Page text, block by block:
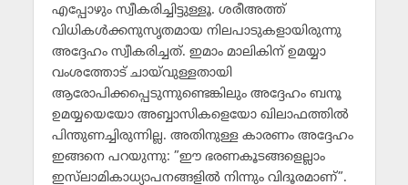
എപ്പോഴും സ്വീകരിച്ചിട്ടുള്ളൂ. ശരീഅത്ത്
വിധികള്‍ക്കനുസൃതമായ നിലപാടുകളായിരുന്നു
അദ്ദേഹം സ്വീകരിച്ചത്. ഇമാം മാലികിന് ഉമയ്യാ
വംശത്തോട് ചായ്‌വുള്ളതായി
ആരോപിക്കപ്പെടുന്നുണ്ടെങ്കിലും അദ്ദേഹം ബനൂ
ഉമയ്യയെയോ അബ്ബാസികളെയോ ഖിലാഫത്തില്‍
പിന്തുണച്ചിരുന്നില്ല. അതിനുള്ള കാരണം അദ്ദേഹം
ഇങ്ങനെ പറയുന്നു: ”ഈ ഭരണകൂടങ്ങളെല്ലാം
ഇസ്‌ലാമികാധ്യാപനങ്ങളില്‍ നിന്നും വിദൂരമാണ്”.